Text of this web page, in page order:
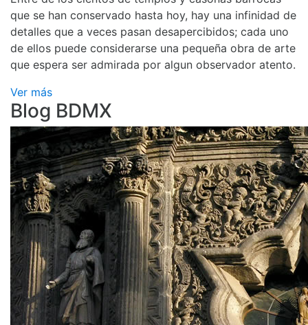
que se han conservado hasta hoy, hay una infinidad de
detalles que a veces pasan desapercibidos; cada uno
de ellos puede considerarse una pequeña obra de arte
que espera ser admirada por algun observador atento.
Ver más
Blog BDMX